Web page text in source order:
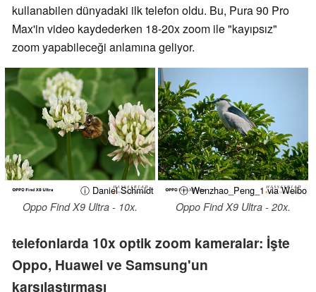
kullanabilen dünyadaki ilk telefon oldu. Bu, Pura 90 Pro
Max'in video kaydederken 18-20x zoom ile "kayıpsız"
zoom yapabileceği anlamına geliyor.
ⓘ Daniel Schmidt
Oppo Find X9 Ultra - 10x.
ⓘ Wenzhao_Peng_1 via Weibo
Oppo Find X9 Ultra - 20x.
telefonlarda 10x optik zoom kameralar: İşte
Oppo, Huawei ve Samsung'un
karşılaştırması